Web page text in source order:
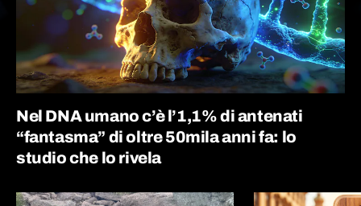
Nel DNA umano c’è l’1,1% di antenati
“fantasma” di oltre 50mila anni fa: lo
studio che lo rivela